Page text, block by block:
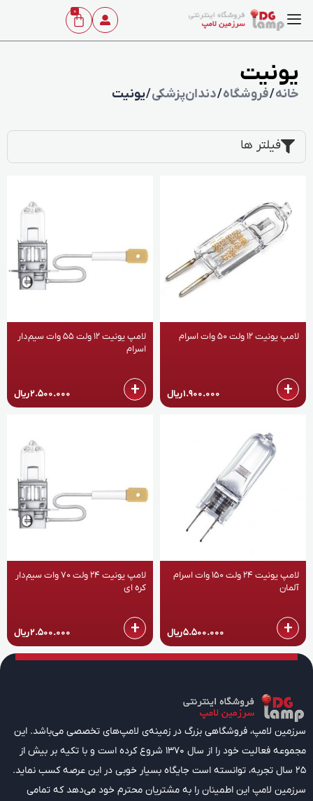
0
یونیت
خانه/فروشگاه/دندان‌پزشکی/ یونیت
فیلتر ها
لامپ یونیت 12 ولت 50 وات اسرام
1.900.000ریال +
لامپ یونیت 12 ولت 55 وات سیم‌دار
اسرام
2.500.000ریال +
لامپ یونیت 24 ولت 150 وات اسرام
آلمان
5.500.000ریال +
لامپ یونیت 24 ولت 70 وات سیم‌دار‌
کره ای
2.500.000ریال +
سرزمین لامپ، فروشگاهی بزرگ در زمینه‌ی لامپ‌های تخصصی می‌باشد. این
مجموعه فعالیت خود را از سال 1370 شروع کرده است و با تکیه بر بیش از
25 سال تجربه، توانسته است جایگاه بسیار خوبی در این عرصه کسب نماید.
سرزمین لامپ این اطمینان را به مشتریان محترم خود می‌دهد که تمامی